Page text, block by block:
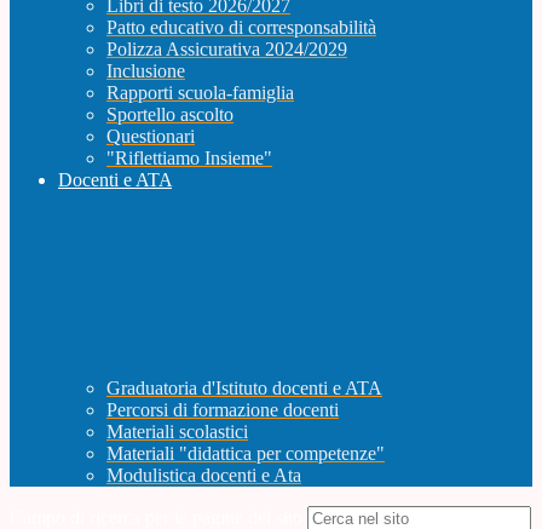
Libri di testo 2026/2027
Patto educativo di corresponsabilità
Polizza Assicurativa 2024/2029
Inclusione
Rapporti scuola-famiglia
Sportello ascolto
Questionari
"Riflettiamo Insieme"
Docenti e ATA
Graduatoria d'Istituto docenti e ATA
Percorsi di formazione docenti
Materiali scolastici
Materiali "didattica per competenze"
Modulistica docenti e Ata